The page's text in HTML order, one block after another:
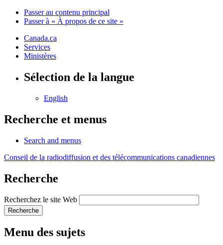
Passer au contenu principal
Passer à « À propos de ce site »
Canada.ca
Services
Ministères
Sélection de la langue
English
Recherche et menus
Search and menus
Conseil de la radiodiffusion et des télécommunications canadiennes
Recherche
Recherchez le site Web
Recherche
Menu des sujets